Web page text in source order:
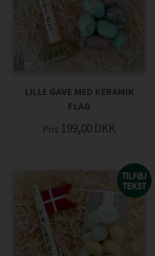
LILLE GAVE MED KERAMIK
FLAG
Pris 199,00 DKK